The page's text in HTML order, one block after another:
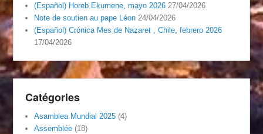
(Español) Horeb Ekumene, mayo 2026 27/04/2026
Note de soutien au pape Léon 24/04/2026
(Español) Crónica Mes de Nazaret , Chile, febrero 2026
17/04/2026
Catégories
Asamblea Mundial 2025 (4)
Assemblée (18)